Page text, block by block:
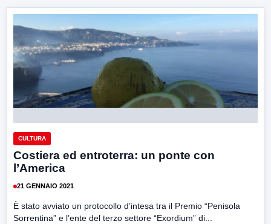
CULTURA
Costiera ed entroterra: un ponte con
l’America
21 GENNAIO 2021
È stato avviato un protocollo d’intesa tra il Premio “Penisola
Sorrentina” e l’ente del terzo settore “Exordium” di...